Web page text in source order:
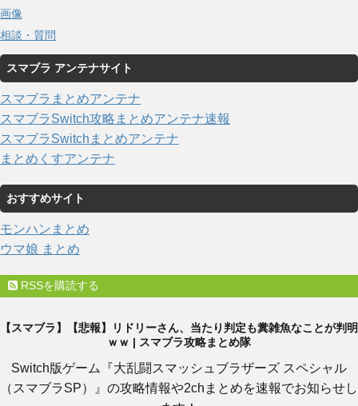
画像
相談・質問
スマブラ アンテナサイト
スマブラまとめアンテナ
スマブラSwitch攻略まとめアンテナ速報
スマブラSwitchまとめアンテナ
まとめくすアンテナ
おすすめサイト
モンハンまとめ
ウマ娘 まとめ
RSSを購読する
【スマブラ】【悲報】リドリーさん、当たり判定も糞雑魚なことが判明
ｗｗ | スマブラ攻略まとめ隊
Switch版ゲーム『大乱闘スマッシュブラザーズ スペシャル
（スマブラSP）』の攻略情報や2chまとめを速報でお知らせし